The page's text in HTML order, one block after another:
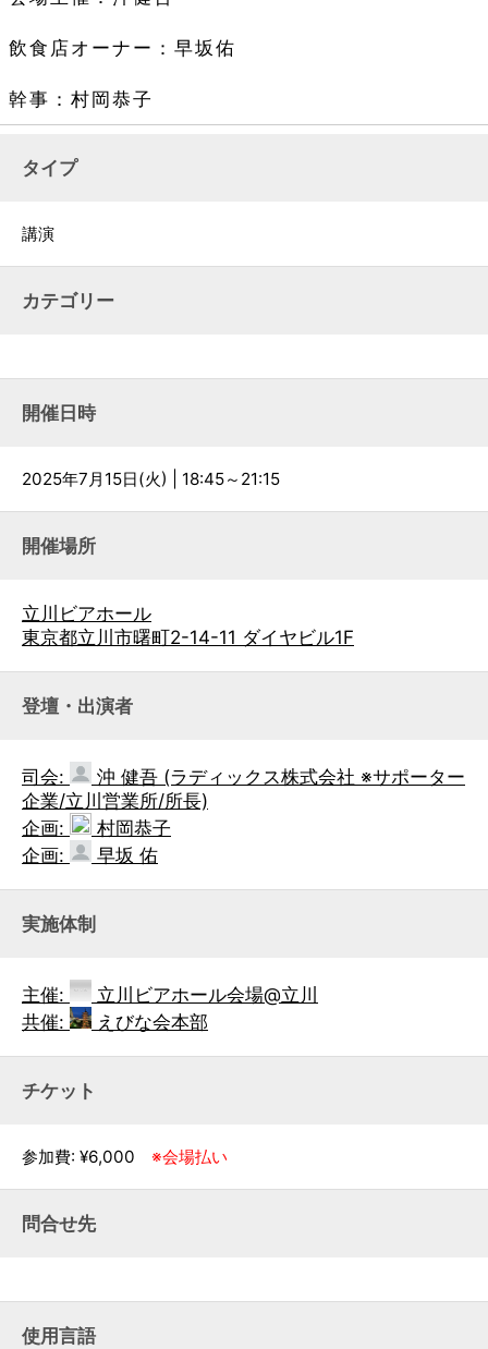
飲食店オーナー：早坂佑
幹事：村岡恭子
タイプ
講演
カテゴリー
開催日時
2025年7月15日(火) | 18:45～21:15
開催場所
立川ビアホール
東京都立川市曙町2-14-11 ダイヤビル1F
登壇・出演者
司会:
沖 健吾 (ラディックス株式会社 ※サポーター
企業/立川営業所/所長)
企画:
村岡恭子
企画:
早坂 佑
実施体制
主催:
立川ビアホール会場@立川
共催:
えびな会本部
チケット
参加費: ¥6,000 ※会場払い
問合せ先
使用言語